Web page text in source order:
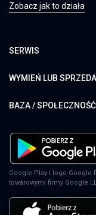
Zobacz jak to działa
SERWIS
WYMIEŃ LUB
BAZA / SPOŁECZNOŚĆ
Google Play i logo Google
towarowymi firmy Google